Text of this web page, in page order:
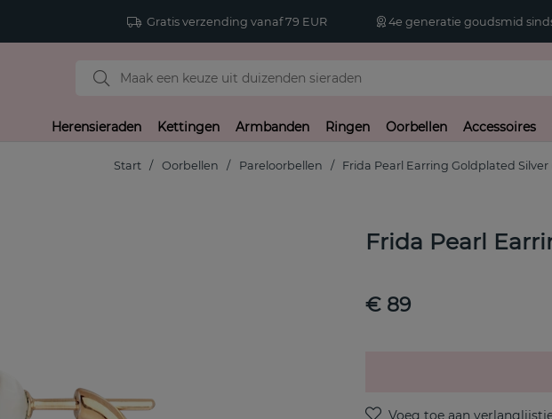
Gratis verzending vanaf 79 EUR 4e generatie goudsmid sinds
Herensieraden Kettingen Armbanden Ringen Oorbellen Accessoires
Start Oorbellen Pareloorbellen Frida Pearl Earring Goldplated Silver
Frida Pearl
€ 89